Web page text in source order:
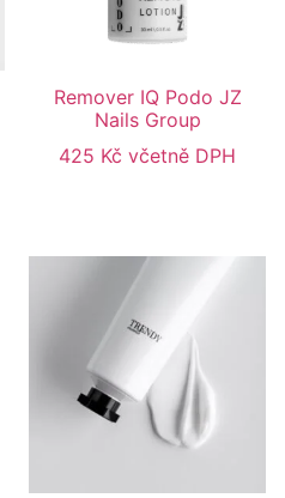
Remover IQ Podo JZ
Nails Group
425 Kč včetně DPH